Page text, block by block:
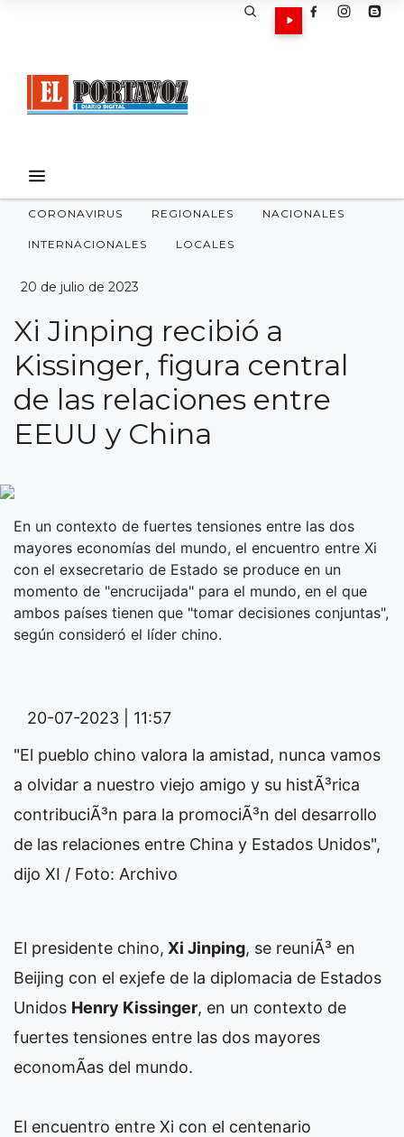
CORONAVIRUS REGIONALES NACIONALES
INTERNACIONALES LOCALES
20 de julio de 2023
Xi Jinping recibió a
Kissinger, figura central
de las relaciones entre
EEUU y China
En un contexto de fuertes tensiones entre las dos
mayores economías del mundo, el encuentro entre Xi
con el exsecretario de Estado se produce en un
momento de "encrucijada" para el mundo, en el que
ambos países tienen que "tomar decisiones conjuntas",
según consideró el líder chino.
20-07-2023 | 11:57
"El pueblo chino valora la amistad, nunca vamos
a olvidar a nuestro viejo amigo y su histÃ³rica
contribuciÃ³n para la promociÃ³n del desarrollo
de las relaciones entre China y Estados Unidos",
dijo XI / Foto: Archivo
El presidente chino, Xi Jinping, se reuniÃ³ en
Beijing con el exjefe de la diplomacia de Estados
Unidos Henry Kissinger, en un contexto de
fuertes tensiones entre las dos mayores
economÃ­as del mundo.
El encuentro entre Xi con el centenario